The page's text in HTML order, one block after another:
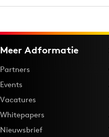
Meer Adformatie
Partners
Events
Vacatures
Whitepapers
Nieuwsbrief